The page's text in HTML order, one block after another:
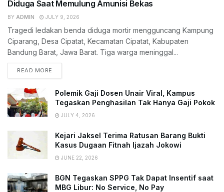
Diduga Saat Memulung Amunisi Bekas
BY ADMIN JULY 9, 2026
Tragedi ledakan benda diduga mortir mengguncang Kampung
Ciparang, Desa Cipatat, Kecamatan Cipatat, Kabupaten
Bandung Barat, Jawa Barat. Tiga warga meninggal...
READ MORE
Polemik Gaji Dosen Unair Viral, Kampus
Tegaskan Penghasilan Tak Hanya Gaji Pokok
JULY 4, 2026
Kejari Jaksel Terima Ratusan Barang Bukti
Kasus Dugaan Fitnah Ijazah Jokowi
JUNE 22, 2026
BGN Tegaskan SPPG Tak Dapat Insentif saat
MBG Libur: No Service, No Pay